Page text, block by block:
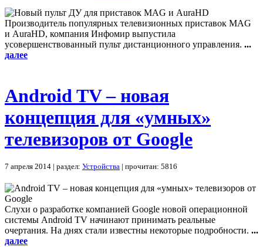
Производитель популярных телевизионных приставок MAG
и AuraHD, компания Инфомир выпустила
усовершенствованный пульт дистанционного управления. ...
далее
Android TV – новая
концепция для «умных»
телевизоров от Google
7 апреля 2014 | раздел: Устройства | прочитан: 5816
Слухи о разработке компанией Google новой операционной
системы Android TV начинают принимать реальные
очертания. На днях стали известны некоторые подробности. ...
далее